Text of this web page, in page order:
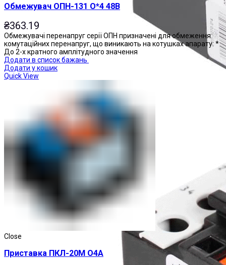
Реле теплові
Обмежувач ОПН-131 О*4 48В
₴363.19
Обмежувачі перенапруг серії ОПН призначені для обмеження
комутаційних перенапруг, що виникають на котушках апарату: *
До 2-х кратного амплітудного значення
Додати в список бажань
Додати у кошик
Quick View
Close
Приставка ПКЛ-20М О4А